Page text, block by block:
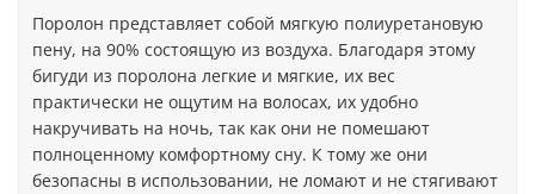
Поролон представляет собой мягкую полиуретановую
пену, на 90% состоящую из воздуха. Благодаря этому
бигуди из поролона легкие и мягкие, их вес
практически не ощутим на волосах, их удобно
накручивать на ночь, так как они не помешают
полноценному комфортному сну. К тому же они
безопасны в использовании, не ломают и не стягивают